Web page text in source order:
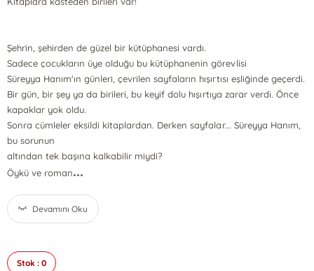
Şehrin, şehirden de güzel bir kütüphanesi vardı.
Sadece çocukların üye olduğu bu kütüphanenin görevlisi
Süreyya Hanım'ın günleri, çevrilen sayfaların hışırtısı eşliğinde geçerdi.
Bir gün, bir şey ya da birileri, bu keyif dolu hışırtıya zarar verdi. Önce
kapaklar yok oldu.
Sonra cümleler eksildi kitaplardan. Derken sayfalar... Süreyya Hanım,
bu sorunun
altından tek başına kalkabilir miydi?
Öykü ve roman...
Devamını Oku
Stok : 0